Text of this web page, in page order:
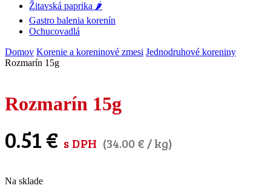
Žitavská paprika 🌶
Gastro balenia korenín
Ochucovadlá
Domov Korenie a koreninové zmesi Jednodruhové koreniny
Rozmarín 15g
Rozmarín 15g
0.51€ s DPH (34.00€ / kg)
Na sklade